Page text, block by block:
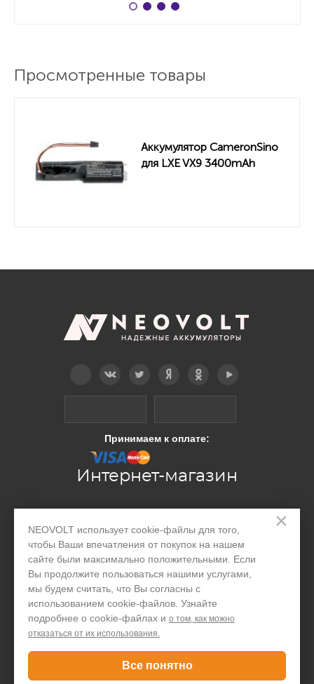
×
NEOVOLT использует cookie-файлы для того,
чтобы Ваши впечатления от покупок на нашем
сайте были максимально положительными. Если
Вы продолжите пользоваться нашими услугами,
мы будем считать, что Вы согласны с
использованием cookie-файлов. Узнайте
подробнее о cookie-файлах и о том, как можно
отказаться от их использования.
Все понятно
Просмотренные товары
Аккумулятор CameronSino
для LXE VX9 3400mAh
Принимаем к оплате:
Интернет-магазин
Организациям
Блог
Контакты
Покупателю